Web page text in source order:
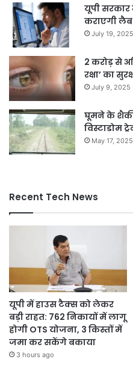
यूपी सरकार
कराएगी लैब
July 19, 2025
2 करोड़ से
रक्षा’ का
July 9, 2025
घूमने के
विस्टाडोम
May 17, 2025
Recent Tech News
यूपी में हाउस टैक्‍स को लेकर
बड़ी राहत: 762 निकायों में लागू
होगी OTS योजना, 3 किस्तों में
जमा कर सकेंगे बकाया
3 hours ago